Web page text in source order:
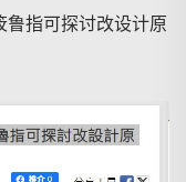
指可探讨改设计原